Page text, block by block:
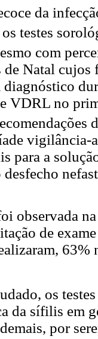
da
os testes
com
de Natal
diagnóstico
VDRL no
vigilância-
para a
observada
de
os
da sífilis em
por